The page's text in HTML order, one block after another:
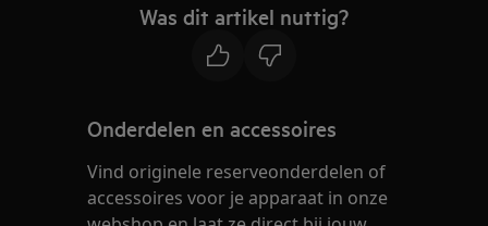
Was dit artikel nuttig?
Onderdelen en accessoires
Vind originele reserveonderdelen of
accessoires voor je apparaat in onze